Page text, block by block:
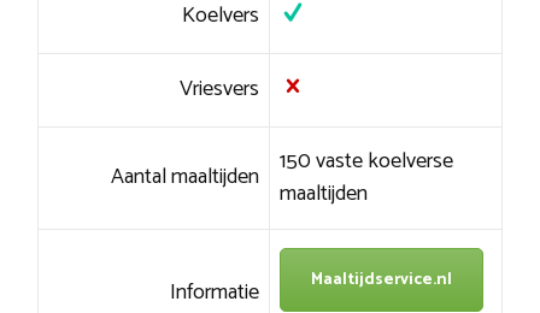
Koelvers
Vriesvers
Aantal maaltijden 150 vaste koelverse
maaltijden
Informatie Maaltijdservice.nl